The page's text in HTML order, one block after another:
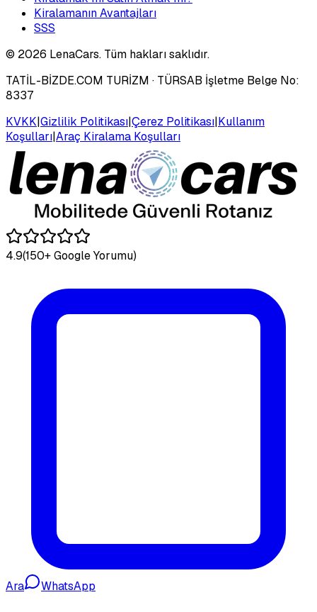
Kiralamanın Avantajları
SSS
© 2026 LenaCars. Tüm hakları saklıdır.
TATİL-BİZDE.COM TURİZM · TÜRSAB İşletme Belge No:
8337
KVKK|Gizlilik Politikası|Çerez Politikası|Kullanım
Koşulları|Araç Kiralama Koşulları
4.9(150+ Google Yorumu)
Ara WhatsApp